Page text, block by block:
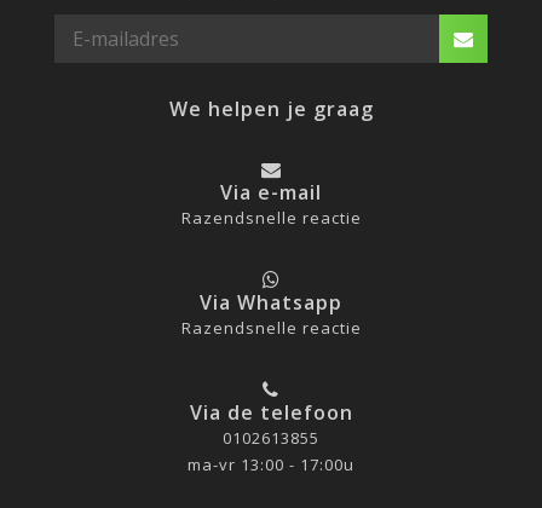
We helpen je graag
Via e-mail
Razendsnelle reactie
Via Whatsapp
Razendsnelle reactie
Via de telefoon
0102613855
ma-vr 13:00 - 17:00u